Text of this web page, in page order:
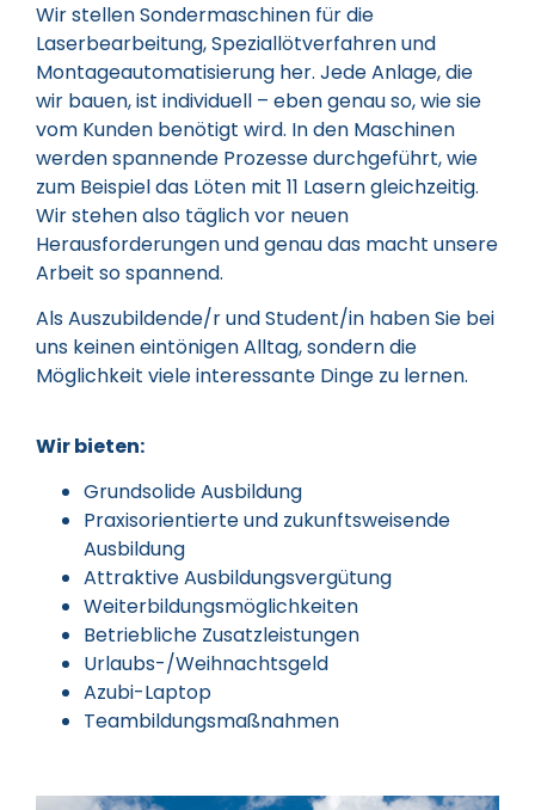
Wir stellen Sondermaschinen für die
Laserbearbeitung, Speziallötverfahren und
Montageautomatisierung her. Jede Anlage, die
wir bauen, ist individuell – eben genau so, wie sie
vom Kunden benötigt wird. In den Maschinen
werden spannende Prozesse durchgeführt, wie
zum Beispiel das Löten mit 11 Lasern gleichzeitig.
Wir stehen also täglich vor neuen
Herausforderungen und genau das macht unsere
Arbeit so spannend.
Als Auszubildende/r und Student/in haben Sie bei
uns keinen eintönigen Alltag, sondern die
Möglichkeit viele interessante Dinge zu lernen.
Wir bieten:
Grundsolide Ausbildung
Praxisorientierte und zukunftsweisende
Ausbildung
Attraktive Ausbildungsvergütung
Weiterbildungsmöglichkeiten
Betriebliche Zusatzleistungen
Urlaubs-/Weihnachtsgeld
Azubi-Laptop
Teambildungsmaßnahmen